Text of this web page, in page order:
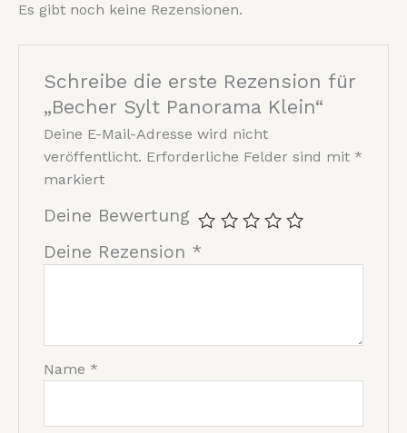
Es gibt noch keine Rezensionen.
Schreibe die erste Rezension für
„Becher Sylt Panorama Klein“
Deine E-Mail-Adresse wird nicht
veröffentlicht. Erforderliche Felder sind mit *
markiert
Deine Bewertung
Deine Rezension *
Name *